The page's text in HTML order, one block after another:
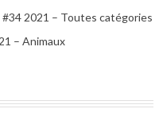
#34 2021 – Toutes catégories
– Animaux